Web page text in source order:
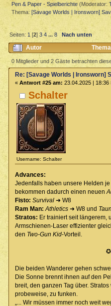
Pen & Paper - Spielberichte (Moderator:
Thema:[Savage Worlds | Ironsworn]
Seiten:1 [2]3 4 ...8 Nach unten
Autor
Savage World of Eternia (Gelesen
0 Mitglieder und 2 Gäste betrachten
Schalter
Username: Schalter
Re: [Savage Worlds | Ironsworn]
« Antwort #25 am: 23.04.2025 | 18:36
Advances:
Jedenfalls haben unsere Helden
bekommen dadurch einen neuen
Fisto: Survival➜ W8
Ram Man: Athletics➜ W8 und
Stratos: Er trainiert seit längerem,
Armschienen-Laser effizienter
den Two-Gun Kid-Vorteil.
✪
Die beiden Wanderer gehen
Die Sonne brennt ihnen auf den
breit, den ganzen Tag über.
probeweise, zu funken.
„... Wir müssen immer noch weit